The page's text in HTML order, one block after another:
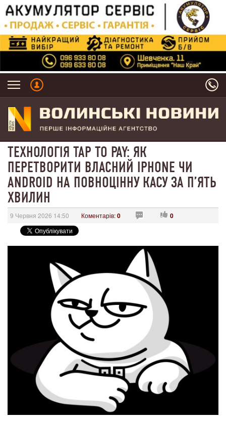
ТЕХНОЛОГІЯ TAP TO PAY: ЯК
ПЕРЕТВОРИТИ ВЛАСНИЙ IPHONE ЧИ
ANDROID НА ПОВНОЦІННУ КАСУ ЗА П’ЯТЬ
ХВИЛИН
9 Червня 2026 14:50 Коментарів:0 0